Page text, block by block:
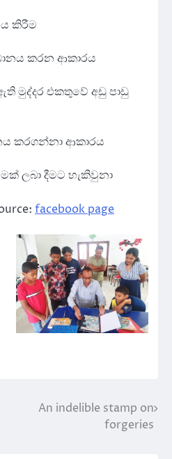
කිරීම
කරන ආකාරය
මුද්දර එකතුවේ අඩු පාඩු
කරගන්නා ආකාරය
ලබා දීමට හැකිවුනා
facebook page
An indelible stamp on
forgeries